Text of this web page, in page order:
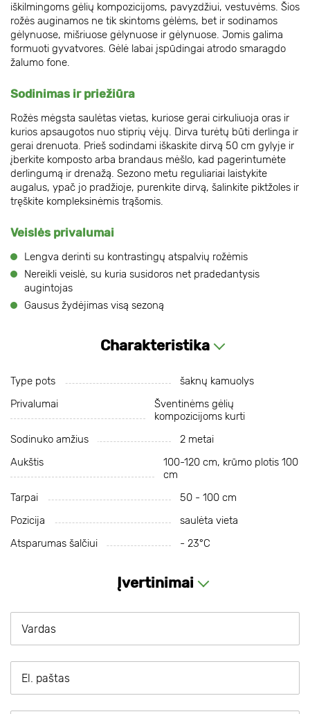
iškilmingoms gėlių kompozicijoms, pavyzdžiui, vestuvėms. Šios
rožės auginamos ne tik skintoms gėlėms, bet ir sodinamos
gėlynuose, mišriuose gėlynuose ir gėlynuose. Jomis galima
formuoti gyvatvores. Gėlė labai įspūdingai atrodo smaragdo
žalumo fone.
Sodinimas ir priežiūra
Rožės mėgsta saulėtas vietas, kuriose gerai cirkuliuoja oras ir
kurios apsaugotos nuo stiprių vėjų. Dirva turėtų būti derlinga ir
gerai drenuota. Prieš sodindami iškaskite dirvą 50 cm gylyje ir
įberkite komposto arba brandaus mėšlo, kad pagerintumėte
derlingumą ir drenažą. Sezono metu reguliariai laistykite
augalus, ypač jo pradžioje, purenkite dirvą, šalinkite piktžoles ir
tręškite kompleksinėmis trąšomis.
Veislės privalumai
Lengva derinti su kontrastingų atspalvių rožėmis
Nereikli veislė, su kuria susidoros net pradedantysis
augintojas
Gausus žydėjimas visą sezoną
Charakteristika
Type pots
šaknų kamuolys
Privalumai
Šventinėms gėlių
kompozicijoms kurti
Sodinuko amžius
2 metai
Aukštis
100-120 cm, krūmo plotis 100
cm
Tarpai
50 - 100 cm
Pozicija
saulėta vieta
Atsparumas šalčiui
- 23°С
Įvertinimai